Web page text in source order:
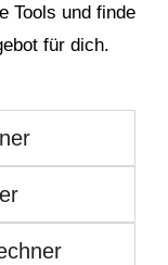
Tools und finde
für dich.